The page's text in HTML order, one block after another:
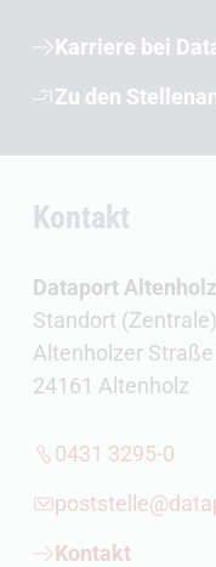
Karriere bei
Zu den
Kontakt
Dataport Altenholz
Standort (Zentrale)
Altenholzer
24161 Altenholz
0431 3295-0
Kontakt